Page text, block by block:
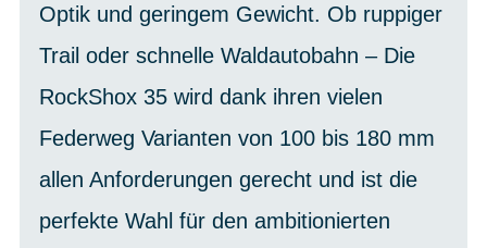
Optik und geringem Gewicht. Ob ruppiger
Trail oder schnelle Waldautobahn – Die
RockShox 35 wird dank ihren vielen
Federweg Varianten von 100 bis 180 mm
allen Anforderungen gerecht und ist die
perfekte Wahl für den ambitionierten